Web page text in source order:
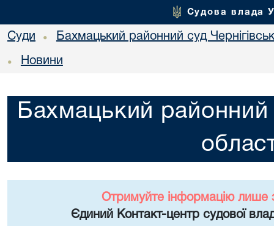
Судова влада
Суди • Бахмацький районний суд
• Новини
Бахмацький районний
Отримуйте інформацію лише
Єдиний Контакт-центр судової